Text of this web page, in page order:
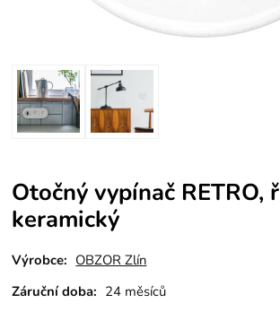
Otočný vypínač RETRO,
keramický
Výrobce: OBZOR Zlín
Záruční doba: 24 měsíců